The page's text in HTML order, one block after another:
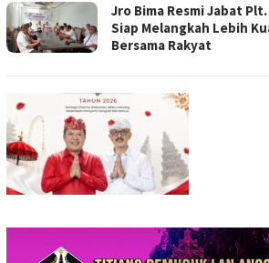
Jro Bima Resmi Jabat
Siap Melangkah Lebih
Bersama Rakyat